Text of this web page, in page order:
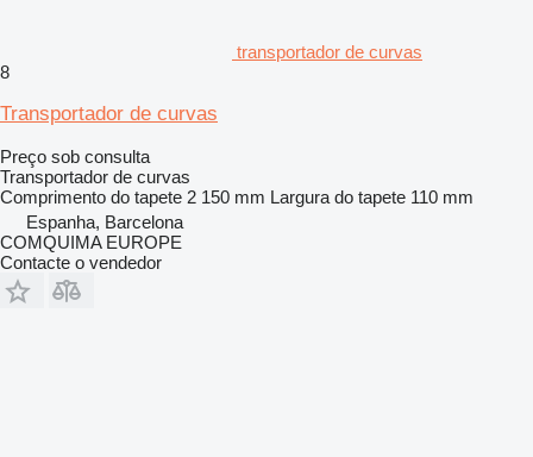
transportador de curvas
8
Transportador de curvas
Preço sob consulta
Transportador de curvas
Comprimento do tapete 2 150 mm Largura do tapete 110 mm
Espanha, Barcelona
COMQUIMA EUROPE
Contacte o vendedor